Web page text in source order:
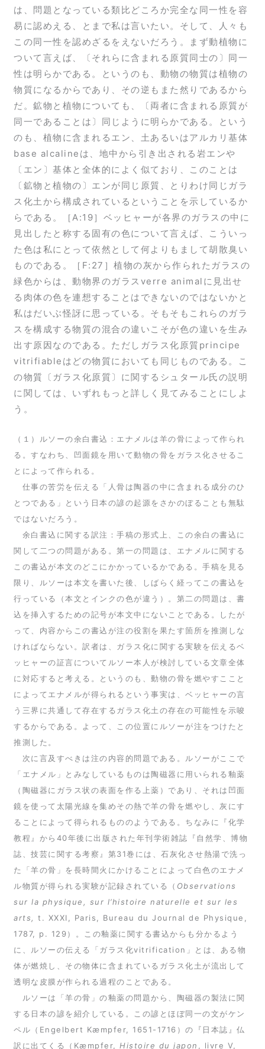
は、問題となっている類比どころか完全な同一性を容
易に認めえる、とまで私は言いたい。そして、人々も
この同一性を認めざるをえないだろう。まず動植物に
ついて言えば、〔それらに含まれる原質同士の〕同一
性は明らかである。というのも、動物の物質は植物の
物質になるからであり、その逆もまた然りであるから
だ。鉱物と植物についても、〔両者に含まれる原質が
同一であることは〕同じように明らかである。という
のも、植物に含まれるエン、土あるいはアルカリ基体
base alcalineは、地中から引き出される岩エンや
〔エン〕基体と全体的によく似ており、このことは
〔鉱物と植物の〕エンが同じ原質、とりわけ同じガラ
ス化土から構成されているということを示しているか
らである。［A:19］ベッヒャーが各界のガラスの中に
見出したと称する固有の色について言えば、こういっ
た色は私にとって依然として何よりもまして胡散臭い
ものである。［F:27］植物の灰から作られたガラスの
緑色からは、動物界のガラスverre animalに見出せ
る肉体の色を連想することはできないのではないかと
私はだいぶ怪訝に思っている。そもそもこれらのガラ
スを構成する物質の混合の違いこそが色の違いを生み
出す原因なのである。ただしガラス化原質principe
vitrifiableはどの物質においても同じものである。こ
の物質〔ガラス化原質〕に関するシュタール氏の説明
に関しては、いずれもっと詳しく見てみることにしよ
う。
（１）ルソーの余白書込：エナメルは羊の骨によって作られ
る。すなわち、凹面鏡を用いて動物の骨をガラス化させるこ
とによって作られる。
仕事の苦労を伝える「人骨は陶器の中に含まれる成分のひ
とつである」という日本の諺の起源をさかのぼることも無駄
ではないだろう。
余白書込に関する訳注：手稿の形式上、この余白の書込に
関して二つの問題がある。第一の問題は、エナメルに関する
この書込が本文のどこにかかっているかである。手稿を見る
限り、ルソーは本文を書いた後、しばらく経ってこの書込を
行っている（本文とインクの色が違う）。第二の問題は、書
込を挿入するための記号が本文中にないことである。したが
って、内容からこの書込が注の役割を果たす箇所を推測しな
ければならない。訳者は、ガラス化に関する実験を伝えるベ
ッヒャーの証言についてルソー本人が検討している文章全体
に対応すると考える。というのも、動物の骨を燃やすここと
によってエナメルが得られるという事実は、ベッヒャーの言
う三界に共通して存在するガラス化土の存在の可能性を示唆
するからである。よって、この位置にルソーが注をつけたと
推測した。
次に言及すべきは注の内容的問題である。ルソーがここで
「エナメル」とみなしているものは陶磁器に用いられる釉薬
（陶磁器にガラス状の表面を作る上薬）であり、それは凹面
鏡を使って太陽光線を集めその熱で羊の骨を燃やし、灰にす
ることによって得られるもののようである。ちなみに『化学
教程』から40年後に出版された年刊学術雑誌『自然学、博物
誌、技芸に関する考察』第31巻には、石灰化させ熱湯で洗っ
た「羊の骨」を長時間火にかけることによって白色のエナメ
ル物質が得られる実験が記録されている（ Observations
sur la physique, sur l’histoire naturelle et sur les
arts, t. XXXI, Paris, Bureau du Journal de Physique,
1787, p. 129）。この釉薬に関する書込からも分かるよう
に、ルソーの伝える「ガラス化vitrification」とは、ある物
体が燃焼し、その物体に含まれているガラス化土が流出して
透明な皮膜が作られる過程のことである。
ルソーは「羊の骨」の釉薬の問題から、陶磁器の製法に関
する日本の諺を紹介している。この諺とほぼ同一の文がケン
ペル（Engelbert Kæmpfer, 1651-1716）の『日本誌』仏
訳に出てくる（Kæmpfer,Histoire du japon , livre V,